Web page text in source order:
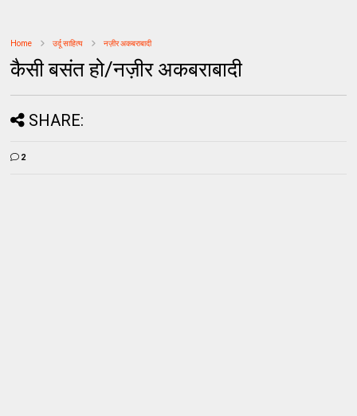
Home उर्दू साहित्‍य नज़ीर अकबराबादी
कैसी बसंत हो/नज़ीर अकबराबादी
SHARE:
2